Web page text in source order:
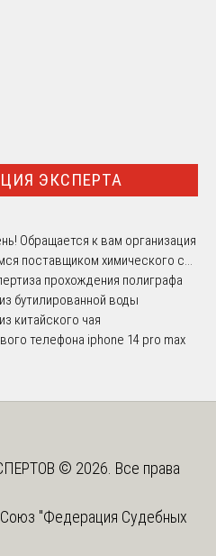
ЭКСПЕРТА
Обращается к вам организация
поставщиком химического с...
прохождения полиграфа
бутилированной воды
китайского чая
телефона iphone 14 pro max
© 2026. Все права
Союз "Федерация Судебных